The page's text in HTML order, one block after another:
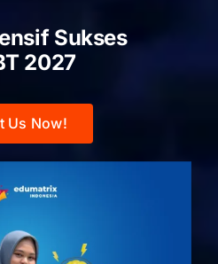
Sukses
2027
Us Now!